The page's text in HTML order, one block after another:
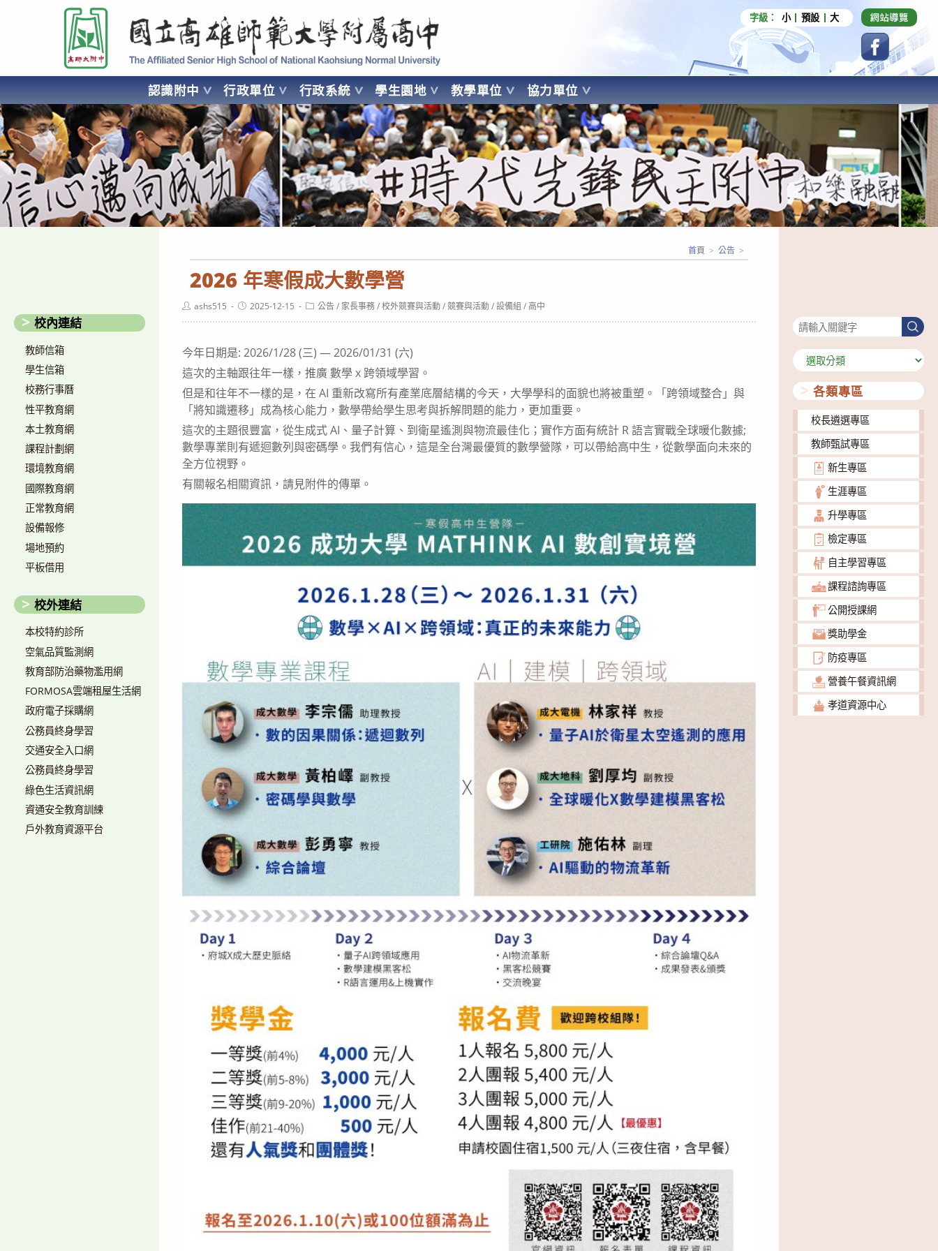
要
容
國立高雄師範大學附屬高級中學 Affiliated Senior High School of National Kaohsiung Normal University
字級： 小 預設 大
認識附中 行政單位 行政系統 學生園地 教學單位 協力單位
AFFILIATED SENIOR HIGH SCHOOL OF NATIONAL KAOHSIUNG NORMAL UNIVERSITY
2026 年寒假成大數學營
首頁 > 公告 >
Postashs515
Post2025-12-15
Post公告 / 家長事務 / 校外競賽與活動 / 競賽與活動 / 設備組 / 高中
今年日期是: 2026/1/28 (三) — 2026/01/31 (六)
這次的主軸跟往年一樣，推廣 數學 x 跨領域學習。
但是和往年不一樣的是，在 AI 重新改寫所有產業底層結構的今天，大學學科的面貌也將被重塑。「跨領域整合」與
「將知識遷移」成為核心能力，數學帶給學生思考與拆解問題的能力，更加重要。
這次的主題很豐富，從生成式 AI、量子計算、到衛星遙測與物流最佳化；實作方面有統計 R 語言實戰全球暖化數據;
數學專業則有遞迴數列與密碼學。我們有信心，這是全台灣最優質的數學營隊，可以帶給高中生，從數學面向未來的
全方位視野。
有關報名相關資訊，請見附件的傳單。
校內連結
教師信箱
學生信箱
校務行事曆
性平教育網
本土教育網
課程計劃網
環境教育網
國際教育網
正常教育網
設備報修
場地預約
平板借用
校外連結
本校特約診所
空氣品質監測網
教育部防治藥物濫用網
FORMOSA雲端租屋生活網
政府電子採購網
公務員終身學習
交通安全入口網
公務員終身學習
綠色生活資訊網
資通安全教育訓練
戶外教育資源平台
搜
尋
分
類
各類專區
校長遴選專區
教師甄試專區
新生專區
生涯專區
升學專區
檢定專區
自主學習專區
課程諮詢專區
公開授課網
獎助學金
防疫專區
營養午餐資訊網
孝道資源中心